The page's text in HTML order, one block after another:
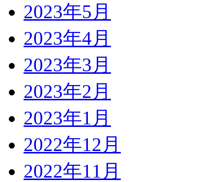
2023年5月
2023年4月
2023年3月
2023年2月
2023年1月
2022年12月
2022年11月